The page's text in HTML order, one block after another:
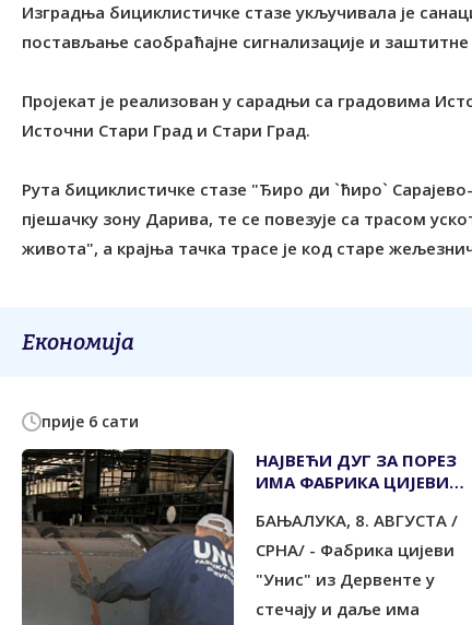
Изградња бициклистичке стазе укључивала је
постављање саобраћајне сигнализације и заштитне
Пројекат је реализован у сарадњи са градовима
Источни Стари Град и Стари Град.
Рута бициклистичке стазе "Ђиро ди `ћиро`
пјешачку зону Дарива, те се повезује са трасом
живота", а крајња тачка трасе је код старе
Економија
прије 6 сати
НАЈВЕЋИ ДУГ ЗА ПОРЕЗ
ИМА ФАБРИКА ЦИЈЕВИ
СТЕЧАЈУ
БАЊАЛУКА, 8. АВГУСТА /
СРНА/ - Фабрика цијеви
"Унис" из Дервенте у
стечају и даље има